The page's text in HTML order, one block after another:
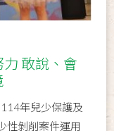
敢說、會
年兒少保護及
性剝削案件運用